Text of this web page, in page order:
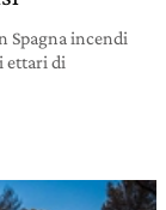
Spagna incendi
ettari di